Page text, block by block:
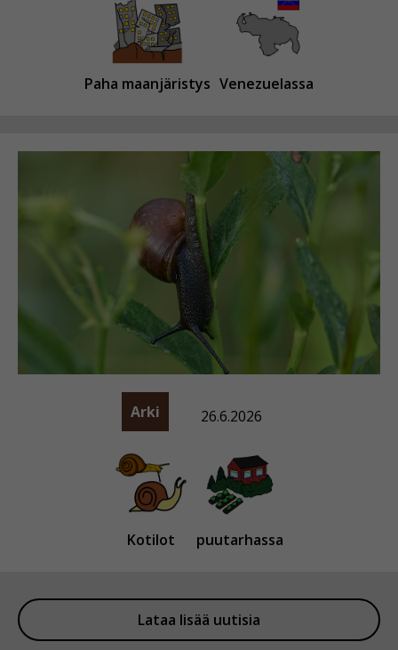
Paha maanjäristys Venezuelassa
Arki 26.6.2026
Kotilot puutarhassa
Lataa lisää uutisia